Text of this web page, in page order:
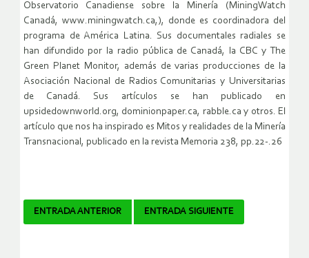
Observatorio Canadiense sobre la Minería (MiningWatch
Canadá, www.miningwatch.ca,), donde es coordinadora del
programa de América Latina. Sus documentales radiales se
han difundido por la radio pública de Canadá, la CBC y The
Green Planet Monitor, además de varias producciones de la
Asociación Nacional de Radios Comunitarias y Universitarias
de Canadá. Sus artículos se han publicado en
upsidedownworld.org, dominionpaper.ca, rabble.ca y otros. El
artículo que nos ha inspirado es Mitos y realidades de la Minería
Transnacional, publicado en la revista Memoria 238, pp.22-.26
Navegador
ENTRADA ANTERIOR ENTRADA SIGUIENTE